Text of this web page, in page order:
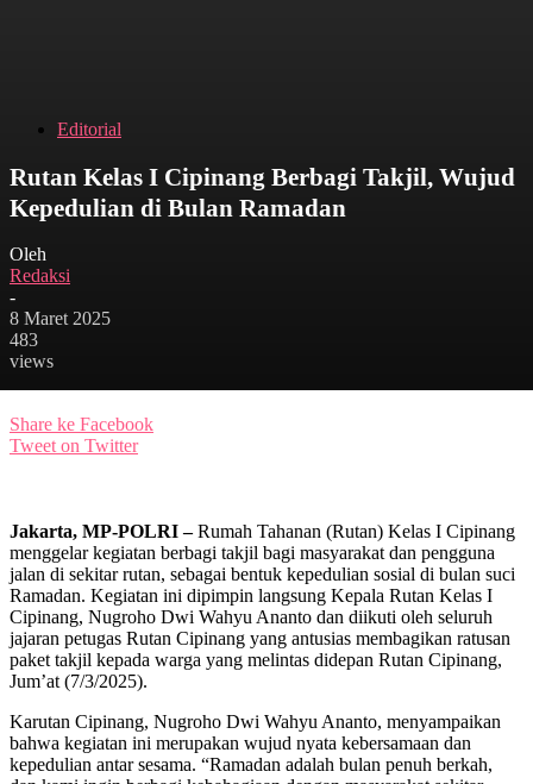
Editorial
Rutan Kelas I Cipinang Berbagi Takjil, Wujud
Kepedulian di Bulan Ramadan
Oleh
Redaksi
-
8 Maret 2025
483
views
Share ke Facebook
Tweet on Twitter
Jakarta, MP-POLRI –Rumah Tahanan (Rutan) Kelas I Cipinang
menggelar kegiatan berbagi takjil bagi masyarakat dan pengguna
jalan di sekitar rutan, sebagai bentuk kepedulian sosial di bulan suci
Ramadan. Kegiatan ini dipimpin langsung Kepala Rutan Kelas I
Cipinang, Nugroho Dwi Wahyu Ananto dan diikuti oleh seluruh
jajaran petugas Rutan Cipinang yang antusias membagikan ratusan
paket takjil kepada warga yang melintas didepan Rutan Cipinang,
Jum’at (7/3/2025).
Karutan Cipinang, Nugroho Dwi Wahyu Ananto, menyampaikan
bahwa kegiatan ini merupakan wujud nyata kebersamaan dan
kepedulian antar sesama. “Ramadan adalah bulan penuh berkah,